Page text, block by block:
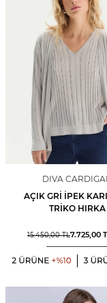
DIVA
AÇIK GRI İPEK
TRIKO HIRKA
15.450,00TL7.725,00